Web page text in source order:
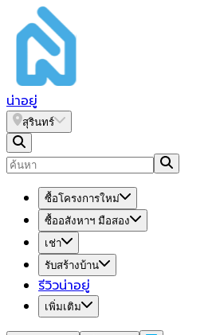
น่าอยู่
สุรินทร์
ซื้อโครงการใหม่
ซื้ออสังหาฯ มือสอง
เช่า
รับสร้างบ้าน
รีวิวน่าอยู่
เพิ่มเติม